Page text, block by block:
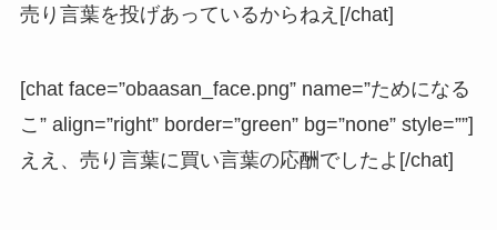
売り言葉を投げあっているからねえ[/chat]
[chat face=”obaasan_face.png” name=”ためになる
こ” align=”right” border=”green” bg=”none” style=””]
ええ、売り言葉に買い言葉の応酬でしたよ[/chat]